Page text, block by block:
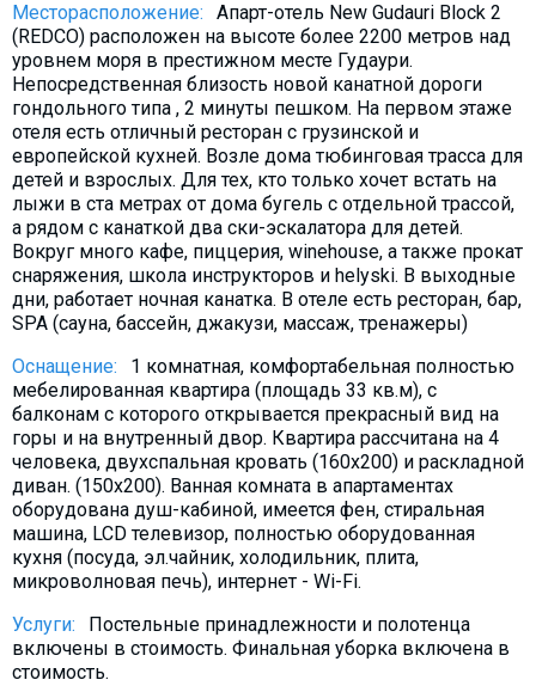
Месторасположение:
Апарт-отель New Gudauri Block 2
(REDCO) расположен на высоте более 2200 метров над
уровнем моря в престижном месте Гудаури.
Непосредственная близость новой канатной дороги
гондольного типа , 2 минуты пешком. На первом этаже
отеля есть отличный ресторан с грузинской и
европейской кухней. Возле дома тюбинговая трасса для
детей и взрослых. Для тех, кто только хочет встать на
лыжи в ста метрах от дома бугель с отдельной трассой,
а рядом с канаткой два ски-эскалатора для детей.
Вокруг много кафе, пиццерия, winehouse, а также прокат
снаряжения, школа инструкторов и helyski. В выходные
дни, работает ночная канатка. В отеле есть ресторан, бар,
SPA (сауна, бассейн, джакузи, массаж, тренажеры)
Оснащение:
1 комнатная, комфортабельная полностью
мебeлированная квартира (площадь 33 кв.м), с
балконам с которого открывается прекрасный вид на
горы и на внутренный двор. Квартира рассчитана на 4
человека, двухспальная кровать (160х200) и раскладной
диван. (150х200). Ванная комната в апартаментах
оборудована душ-кабиной, имеется фен, стиральная
машина, LCD телевизор, полностью оборудованная
кухня (посуда, эл.чайник, холодильник, плита,
микроволновая печь), интернет - Wi-Fi.
Услуги:
Постельные принадлежности и полотенца
включены в стоимость. Финальная уборка включена в
стоимость.